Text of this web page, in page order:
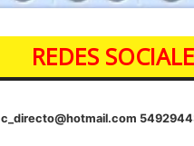
REDES
c_directo@hotmail.com